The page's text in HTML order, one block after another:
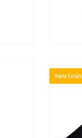
Yeni Ürün